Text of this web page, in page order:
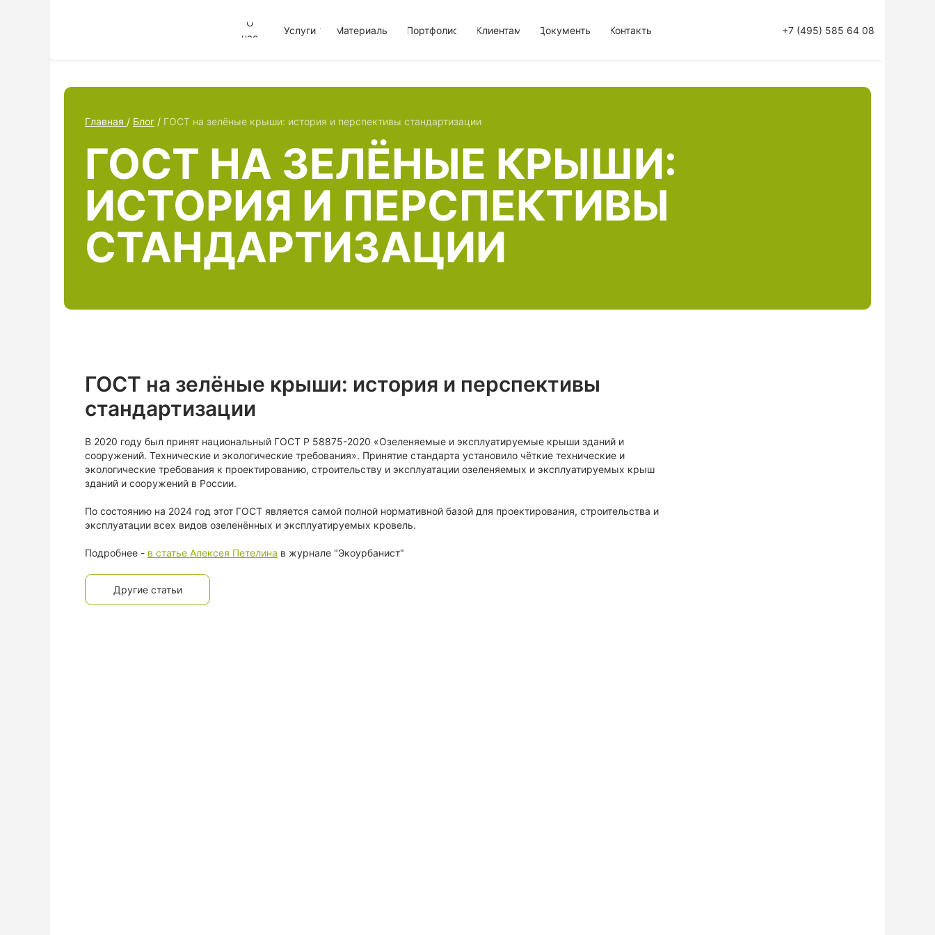
О
нас
Услуги Портфолио
Материалы Документы +7 (495) 585 64 08
Контакты
Клиентам
ГОСТ НА ЗЕЛЁНЫЕ КРЫШИ:
ИСТОРИЯ И ПЕРСПЕКТИВЫ
СТАНДАРТИЗАЦИИ
Главная / Блог / ГОСТ на зелёные крыши: история и перспективы стандартизации
ГОСТ на зелёные крыши: история и перспективы
стандартизации
В 2020 году был принят национальный ГОСТ Р 58875-2020 «Озеленяемые и эксплуатируемые крыши зданий и
сооружений. Технические и экологические требования». Принятие стандарта установило чёткие технические и
экологические требования к проектированию, строительству и эксплуатации озеленяемых и эксплуатируемых крыш
зданий и сооружений в России.
По состоянию на 2024 год этот ГОСТ является самой полной нормативной базой для проектирования, строительства и
эксплуатации всех видов озеленённых и эксплуатируемых кровель.
Подробнее - в статье Алексея Петелина в журнале "Экоурбанист"
Другие статьи